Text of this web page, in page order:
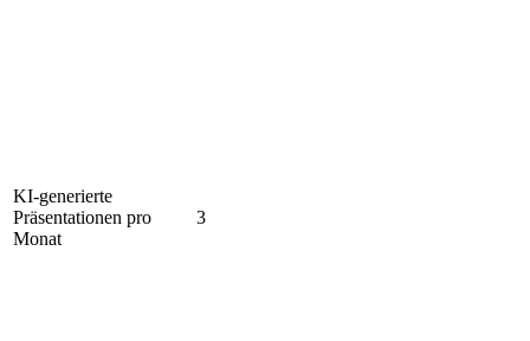
KI-generierte
Präsentationen pro
Monat
3